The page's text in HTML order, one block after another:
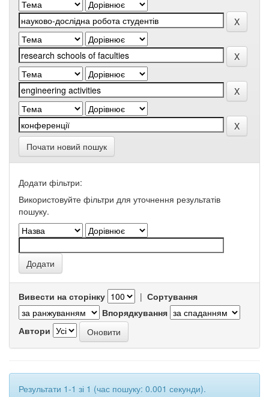
Почати новий пошук
Додати фільтри:
Використовуйте фільтри для уточнення результатів
пошуку.
Вивести на сторінку | Сортування
Впорядкування
Автори
Результати 1-1 зі 1 (час пошуку: 0.001 секунди).